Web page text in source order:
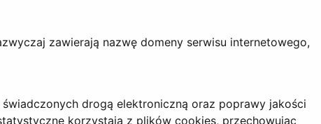
zawierają nazwę domeny serwisu internetowego,
drogą elektroniczną oraz poprawy jakości
korzystają z plików cookies, przechowując